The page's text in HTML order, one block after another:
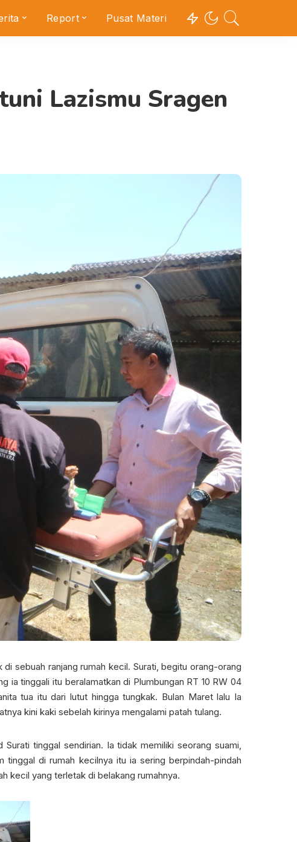
Report Pusat Materi
Lazismu Sragen
sebuah ranjang rumah kecil. Surati, begitu orang-orang
ia tinggali itu beralamatkan di Plumbungan RT 10 RW 04
tua itu dari lutut hingga tungkak. Bulan Maret lalu Ia
kini kaki sebelah kirinya mengalami patah tulang.
tinggal sendirian. Ia tidak memiliki seorang suami,
tinggal di rumah kecilnya itu ia sering berpindah-pindah
kecil yang terletak di belakang rumahnya.